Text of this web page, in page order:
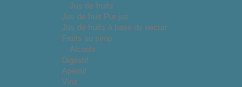
Jus de fruits
Jus de fruit Pur jus
Jus de fruits à base de nectar
Fruits au sirop
Alcools
Digestif
Apéritif
Vins